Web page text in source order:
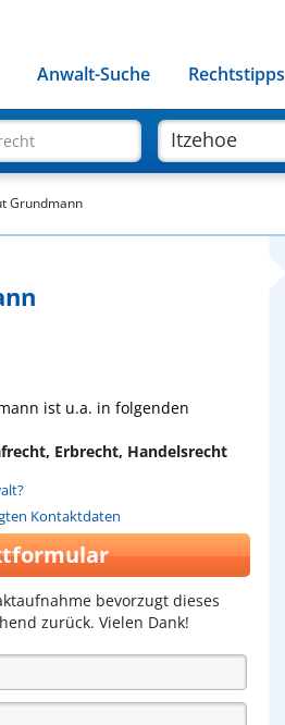
Anwalt-Suche Rechtstipps
Grundmann
ist u.a. in folgenden
Erbrecht, Handelsrecht
Kontaktdaten
bevorzugt dieses
zurück. Vielen Dank!